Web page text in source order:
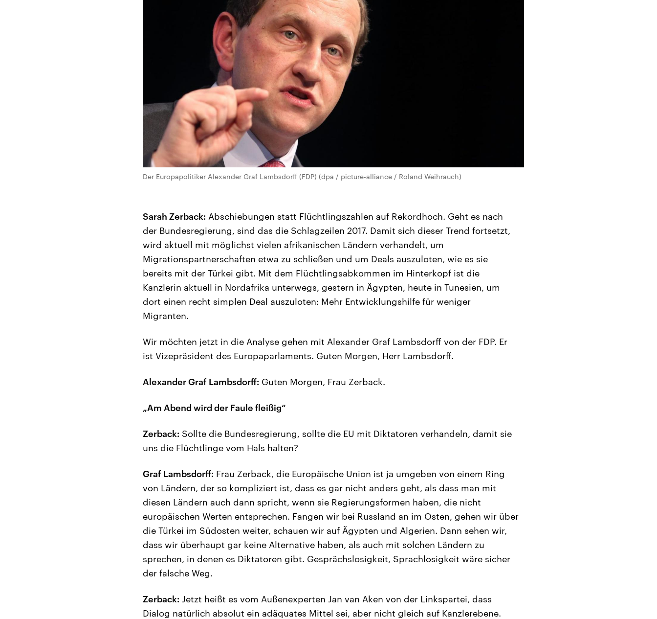
Der Europapolitiker Alexander Graf Lambsdorff (FDP) (dpa / picture-alliance / Roland Weihrauch)
Sarah Zerback: Abschiebungen statt Flüchtlingszahlen auf Rekordhoch. Geht es nach
der Bundesregierung, sind das die Schlagzeilen 2017. Damit sich dieser Trend fortsetzt,
wird aktuell mit möglichst vielen afrikanischen Ländern verhandelt, um
Migrationspartnerschaften etwa zu schließen und um Deals auszuloten, wie es sie
bereits mit der Türkei gibt. Mit dem Flüchtlingsabkommen im Hinterkopf ist die
Kanzlerin aktuell in Nordafrika unterwegs, gestern in Ägypten, heute in Tunesien, um
dort einen recht simplen Deal auszuloten: Mehr Entwicklungshilfe für weniger
Migranten.
Wir möchten jetzt in die Analyse gehen mit Alexander Graf Lambsdorff von der FDP. Er
ist Vizepräsident des Europaparlaments. Guten Morgen, Herr Lambsdorff.
Alexander Graf Lambsdorff: Guten Morgen, Frau Zerback.
„Am Abend wird der Faule fleißig“
Zerback: Sollte die Bundesregierung, sollte die EU mit Diktatoren verhandeln, damit sie
uns die Flüchtlinge vom Hals halten?
Graf Lambsdorff: Frau Zerback, die Europäische Union ist ja umgeben von einem Ring
von Ländern, der so kompliziert ist, dass es gar nicht anders geht, als dass man mit
diesen Ländern auch dann spricht, wenn sie Regierungsformen haben, die nicht
europäischen Werten entsprechen. Fangen wir bei Russland an im Osten, gehen wir über
die Türkei im Südosten weiter, schauen wir auf Ägypten und Algerien. Dann sehen wir,
dass wir überhaupt gar keine Alternative haben, als auch mit solchen Ländern zu
sprechen, in denen es Diktatoren gibt. Gesprächslosigkeit, Sprachlosigkeit wäre sicher
der falsche Weg.
Zerback: Jetzt heißt es vom Außenexperten Jan van Aken von der Linkspartei, dass
Dialog natürlich absolut ein adäquates Mittel sei, aber nicht gleich auf Kanzlerebene.